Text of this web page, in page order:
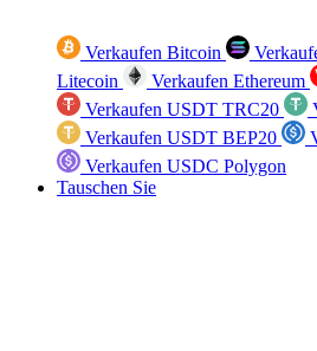
Verkaufen Bitcoin
Litecoin
Verkaufen Ethereum
Verkaufen USDT TRC20
Verkaufen USDT BEP20
Verkaufen USDC Polygon
Tauschen Sie